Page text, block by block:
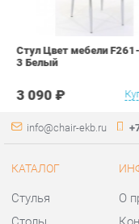
info@chair-ekb.ru
КАТАЛОГ
Столы
Кресла
Аксессуары
Банкетки
Пуфы